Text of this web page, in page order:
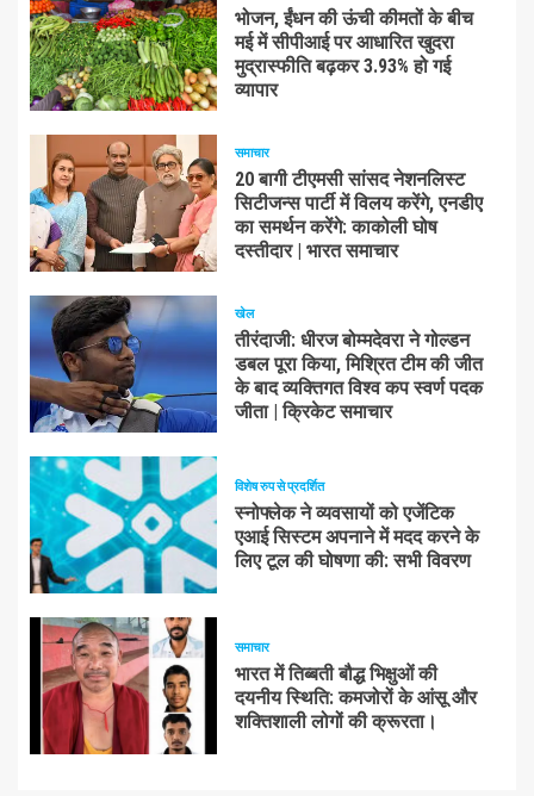
भोजन, ईंधन की ऊंची कीमतों के बीच
मई में सीपीआई पर आधारित खुदरा
मुद्रास्फीति बढ़कर 3.93% हो गई
व्यापार
समाचार
20 बागी टीएमसी सांसद नेशनलिस्ट
सिटीजन्स पार्टी में विलय करेंगे, एनडीए
का समर्थन करेंगे: काकोली घोष
दस्तीदार | भारत समाचार
खेल
तीरंदाजी: धीरज बोम्मदेवरा ने गोल्डन
डबल पूरा किया, मिश्रित टीम की जीत
के बाद व्यक्तिगत विश्व कप स्वर्ण पदक
जीता | क्रिकेट समाचार
विशेष रुप से प्रदर्शित
स्नोफ्लेक ने व्यवसायों को एजेंटिक
एआई सिस्टम अपनाने में मदद करने के
लिए टूल की घोषणा की: सभी विवरण
समाचार
भारत में तिब्बती बौद्ध भिक्षुओं की
दयनीय स्थिति: कमजोरों के आंसू और
शक्तिशाली लोगों की क्रूरता।